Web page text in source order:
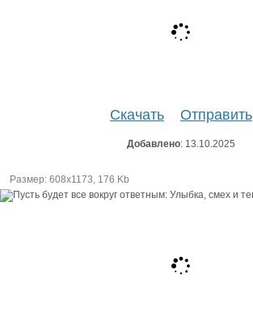
Скачать Отправить
Добавлено: 13.10.2025
Размер: 608х1173, 176 Kb